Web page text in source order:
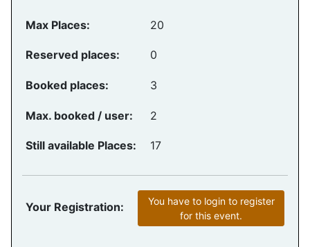
Max Places: 20
Reserved places: 0
Booked places: 3
Max. booked / user: 2
Still available Places: 17
Your Registration:
You have to login to register
for this event.